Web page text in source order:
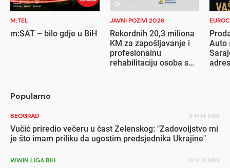
M:TEL
m:SAT – bilo gdje u BiH
JAVNI POZIVI 2026
Rekordnih 20,3 miliona
KM za zapošljavanje i
profesionalnu
rehabilitaciju osoba s
Auto
Popularno
BEOGRAD 9 H 14 MIN
Vučić priredio večeru u čast Zelenskog: "Zadovoljstvo mi
je što imam priliku da ugostim predsjednika Ukrajine"
WWIN LIGA BIH 12 H 13 MIN